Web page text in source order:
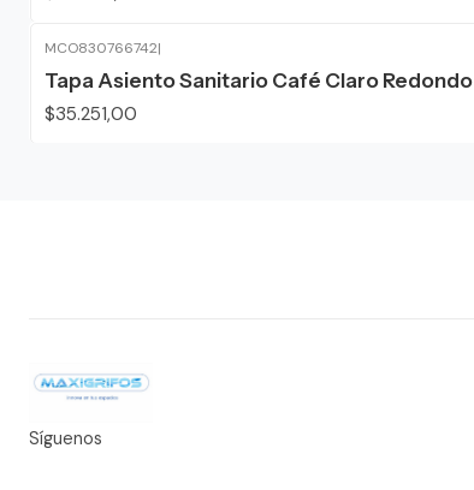
MCO830766742|
Tapa Asiento Sanitario Café Claro Redondo
$35.251,00
Síguenos